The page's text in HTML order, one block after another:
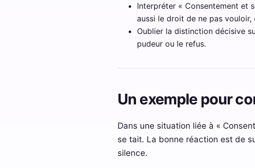
Interpréter « Consentement et
aussi le droit de ne pas vouloir,
Oublier la distinction décisive
pudeur ou le refus.
Un exemple pour
Dans une situation liée à «
se tait. La bonne réaction est de
silence.